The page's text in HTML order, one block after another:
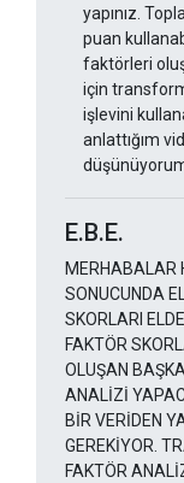
yapınız.
puan
faktörleri
için
işlevini
anlattığım
E.B.E.
MERHABALAR
SONUCUNDA
SKORLARI
FAKTÖR
OLUŞAN
ANALİZİ
BİR VERİDEN
GEREKİYOR.
FAKTÖR